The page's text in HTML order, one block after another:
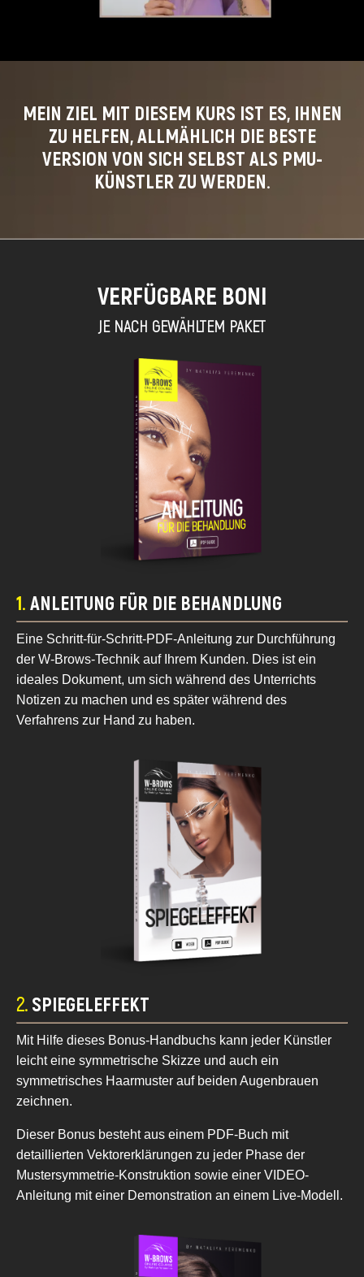
MEIN ZIEL MIT DIESEM KURS IST ES, IHNEN
ZU HELFEN, ALLMÄHLICH DIE BESTE
VERSION VON SICH SELBST ALS PMU-
KÜNSTLER ZU WERDEN.
VERFÜGBARE BONI
JE NACH GEWÄHLTEM PAKET
1. ANLEITUNG FÜR DIE BEHANDLUNG
Eine Schritt-für-Schritt-PDF-Anleitung zur Durchführung
der W-Brows-Technik auf Ihrem Kunden. Dies ist ein
ideales Dokument, um sich während des Unterrichts
Notizen zu machen und es später während des
Verfahrens zur Hand zu haben.
2. SPIEGELEFFEKT
Mit Hilfe dieses Bonus-Handbuchs kann jeder Künstler
leicht eine symmetrische Skizze und auch ein
symmetrisches Haarmuster auf beiden Augenbrauen
zeichnen.
Dieser Bonus besteht aus einem PDF-Buch mit
detaillierten Vektorerklärungen zu jeder Phase der
Mustersymmetrie-Konstruktion sowie einer VIDEO-
Anleitung mit einer Demonstration an einem Live-Modell.